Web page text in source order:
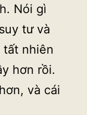
Nói gì
tư và
tất nhiên
hơn rồi.
và cái